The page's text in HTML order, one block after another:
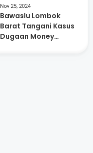
Nov 25, 2024
Bawaslu Lombok
Barat Tangani Kasus
Dugaan Money